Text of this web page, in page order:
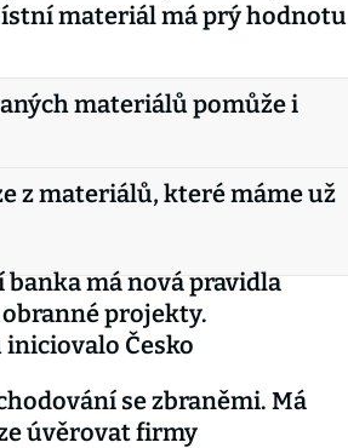
materiál má prý hodnotu
materiálů pomůže i
z materiálů, které máme už
má nová pravidla
projekty.
Česko
se zbraněmi. Má
úvěrovat firmy